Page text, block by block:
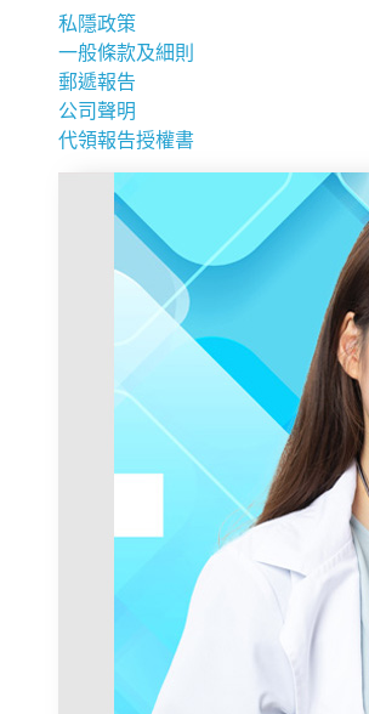
私隱政策
一般條款及細則
郵遞報告
公司聲明
代領報告授權書